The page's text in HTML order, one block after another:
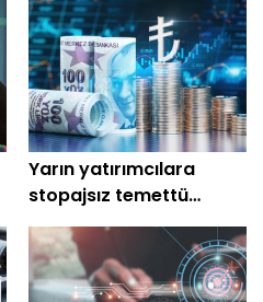
Yarın yatırımcılara
stopajsız temettü
dağıtılacak!